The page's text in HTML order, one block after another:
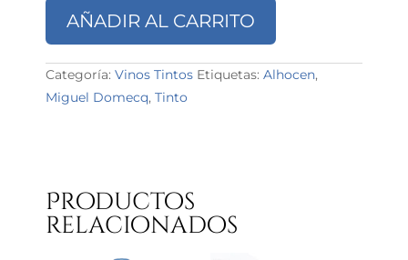
AÑADIR AL CARRITO
Categoría: Vinos Tintos Etiquetas: Alhocen,
Miguel Domecq, Tinto
Productos
relacionados